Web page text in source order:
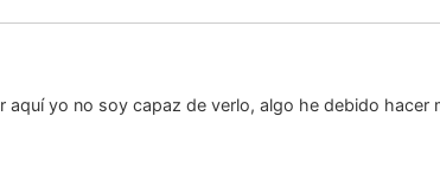
yo no soy capaz de verlo, algo he debido hacer